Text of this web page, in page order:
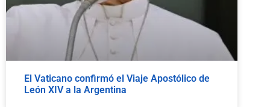
El Vaticano confirmó el Viaje Apostólico de
León XIV a la Argentina